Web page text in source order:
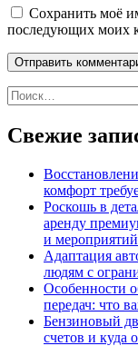
Сохранить моё
последующих моих
Найти:
Свежие
комфорт
Роскошь в
аренду
и мероприятий
Адаптация
людям с
Особенности
передач: что
Бензиновый
счетов и куда